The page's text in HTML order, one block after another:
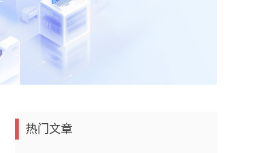
热门文章